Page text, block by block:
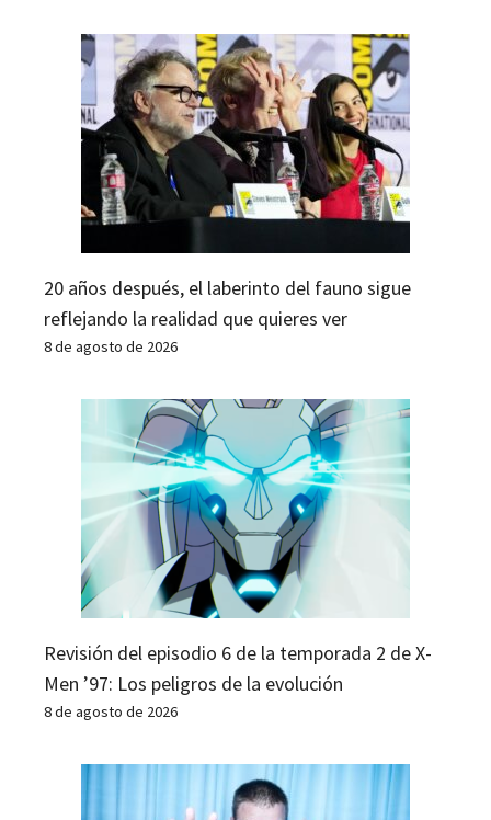
20 años después, el laberinto del fauno sigue
reflejando la realidad que quieres ver
8 de agosto de 2026
Revisión del episodio 6 de la temporada 2 de X-
Men ’97: Los peligros de la evolución
8 de agosto de 2026